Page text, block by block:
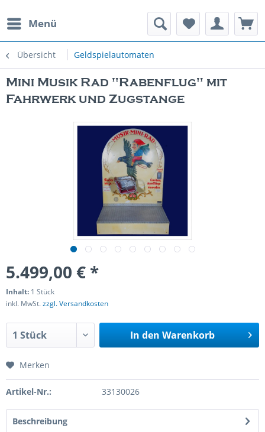
Menü
Übersicht Geldspielautomaten
Spielautomaten
Mini Musik Rad "Rabenflug" mit
Fahrwerk und Zugstange
5.499,00 € *
Inhalt: 1 Stück
inkl. MwSt.zzgl. Versandkosten
In den Warenkorb
Merken
Artikel-Nr.: 33130026
Beschreibung